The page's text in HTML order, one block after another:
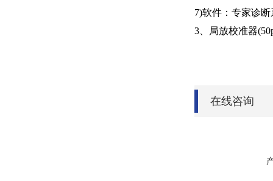
7)软件：专家诊断
3、局放校准器
在线咨询